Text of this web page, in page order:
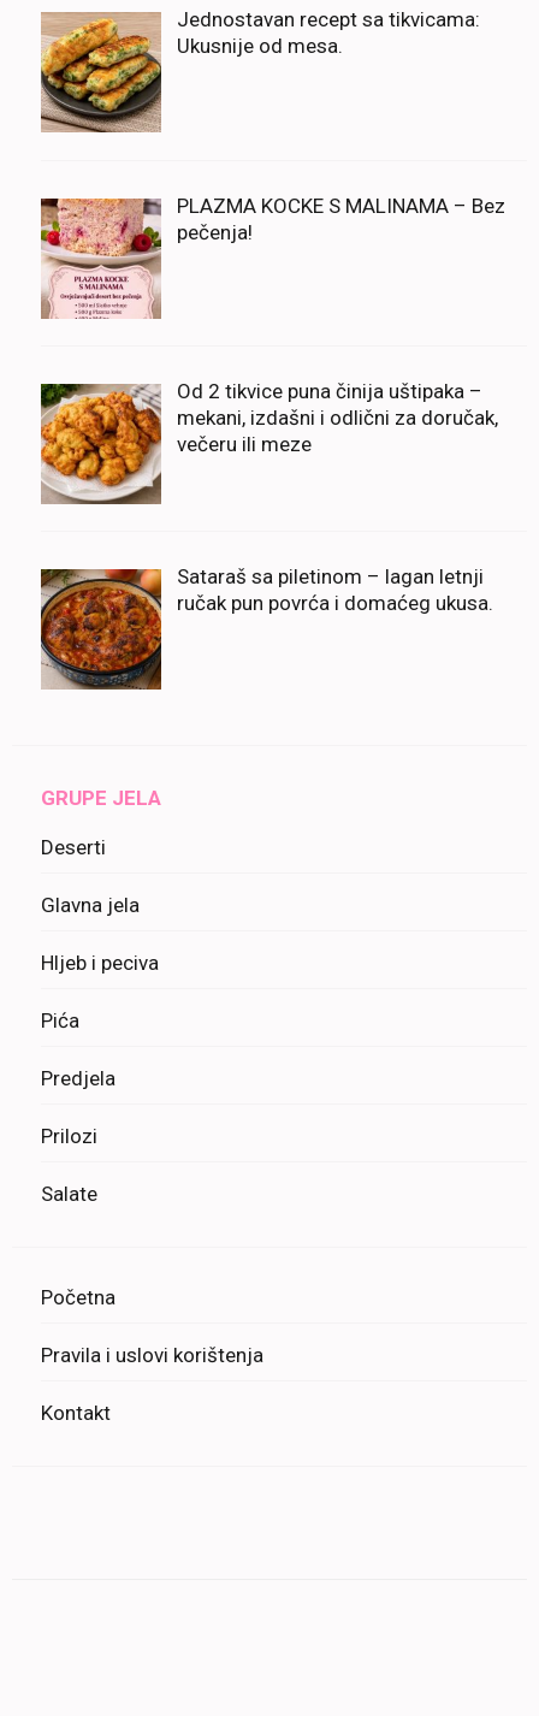
Jednostavan recept sa tikvicama:
Ukusnije od mesa.
PLAZMA KOCKE S MALINAMA – Bez
pečenja!
Od 2 tikvice puna činija uštipaka –
mekani, izdašni i odlični za doručak,
večeru ili meze
Sataraš sa piletinom – lagan letnji
ručak pun povrća i domaćeg ukusa.
GRUPE JELA
Deserti
Glavna jela
Hljeb i peciva
Pića
Predjela
Prilozi
Salate
Početna
Pravila i uslovi korištenja
Kontakt